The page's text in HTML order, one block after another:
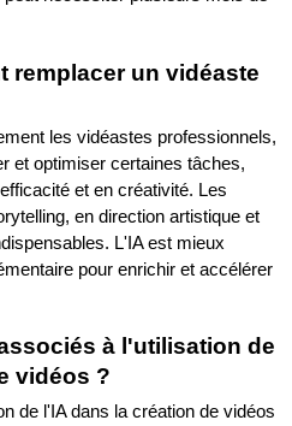
remplacer un vidéaste
les vidéastes professionnels,
et optimiser certaines tâches,
et en créativité. Les
en direction artistique et
L'IA est mieux
pour enrichir et accélérer
à l'utilisation de
vidéos ?
de l'IA dans la création de vidéos